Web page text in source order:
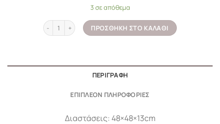
3 σε απόθεμα
Νιπτήρας επικαθήμενος LT 3206-H KARAG 48x48x13cm
ΠΡΟΣΘΉΚΗ ΣΤΟ ΚΑΛΆΘΙ
ΠΕΡΙΓΡΑΦΉ
ΕΠΙΠΛΈΟΝ ΠΛΗΡΟΦΟΡΊΕΣ
Διαστάσεις: 48×48×13cm